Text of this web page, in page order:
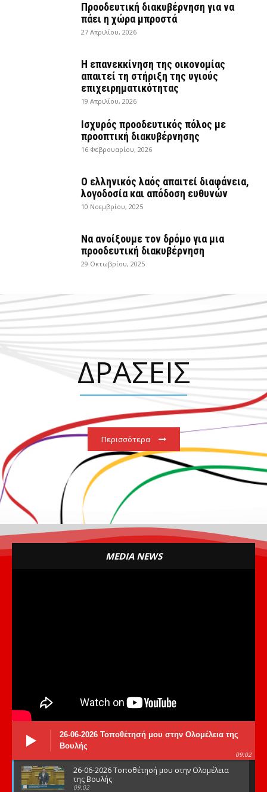
Προοδευτική διακυβέρνηση για να
πάει η χώρα μπροστά
27 Απριλίου, 2026
Η επανεκκίνηση της οικονομίας
απαιτεί τη στήριξη της υγιούς
επιχειρηματικότητας
19 Απριλίου, 2026
Ισχυρός προοδευτικός πόλος με
προοπτική διακυβέρνησης
16 Φεβρουαρίου, 2026
Ο ελληνικός λαός απαιτεί διαφάνεια,
λογοδοσία και απόδοση ευθυνών
10 Νοεμβρίου, 2025
Να ανοίξουμε τον δρόμο για μια
προοδευτική διακυβέρνηση
29 Οκτωβρίου, 2025
ΔΡΑΣΕΙΣ
Περισσότερα
MEDIA NEWS
26-06-2026 Τοποθέτησή μου στην Ολομέλεια της
Βουλής
09:02
26-06-2026 Τοποθέτησή μου στην Ολομέλεια
της Βουλής
09:02